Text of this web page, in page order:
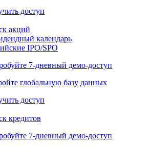
доступ
акций
календарь
IPO/SPO
7-дневный демо-доступ
глобальную базу данных
доступ
кредитов
7-дневный демо-доступ